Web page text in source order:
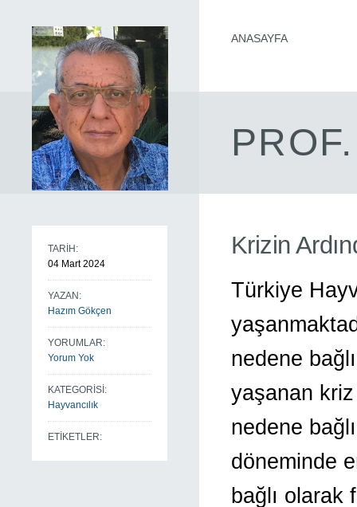
ANASAYFA
TARİH:
04 Mart 2024
YAZAN:
Hazım Gökçen
YORUMLAR:
Yorum Yok
KATEGORİSİ:
Hayvancılık
ETİKETLER:
Krizin
Türkiye
nedene
yaşanan
nedene
döneminde
bağlı olarak